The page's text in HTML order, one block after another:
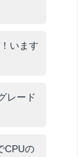
います
レード
CPUの